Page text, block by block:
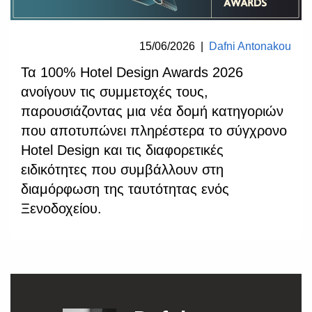
15/06/2026 Dafni Antonakou
Τα 100% Hotel Design Awards 2026
ανοίγουν τις συμμετοχές τους,
παρουσιάζοντας μια νέα δομή κατηγοριών
που αποτυπώνει πληρέστερα το σύγχρονο
Hotel Design και τις διαφορετικές
ειδικότητες που συμβάλλουν στη
διαμόρφωση της ταυτότητας ενός
Ξενοδοχείου.